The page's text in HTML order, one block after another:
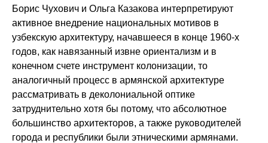
Борис Чухович и Ольга Казакова интерпретируют
активное внедрение национальных мотивов в
узбекскую архитектуру, начавшееся в конце 1960-х
годов, как навязанный извне ориентализм и в
конечном счете инструмент колонизации, то
аналогичный процесс в армянской архитектуре
рассматривать в деколониальной оптике
затруднительно хотя бы потому, что абсолютное
большинство архитекторов, а также руководителей
города и республики были этническими армянами.